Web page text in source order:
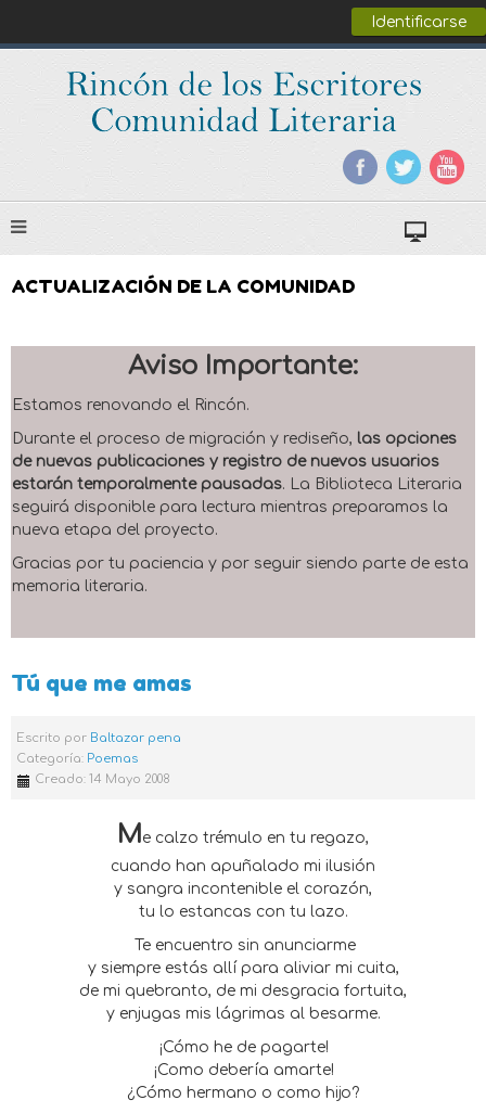
Identificarse
ACTUALIZACIÓN DE LA COMUNIDAD
Aviso Importante:
Estamos renovando el Rincón.
Durante el proceso de migración y rediseño, las opciones
de nuevas publicaciones y registro de nuevos usuarios
estarán temporalmente pausadas. La Biblioteca Literaria
seguirá disponible para lectura mientras preparamos la
nueva etapa del proyecto.
Gracias por tu paciencia y por seguir siendo parte de esta
memoria literaria.
Tú que me amas
Escrito por Baltazar pena
Categoría: Poemas
Creado: 14 Mayo 2008
Me calzo trémulo en tu regazo,
cuando han apuñalado mi ilusión
y sangra incontenible el corazón,
tu lo estancas con tu lazo.
Te encuentro sin anunciarme
y siempre estás allí para aliviar mi cuita,
de mi quebranto, de mi desgracia fortuita,
y enjugas mis lágrimas al besarme.
¡Cómo he de pagarte!
¡Como debería amarte!
¿Cómo hermano o como hijo?